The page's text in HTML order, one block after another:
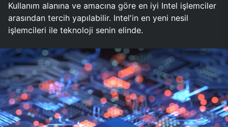
Kullanım alanına ve amacına göre en iyi Intel işlemciler
arasından tercih yapılabilir. Intel'in en yeni nesil
işlemcileri ile teknoloji senin elinde.